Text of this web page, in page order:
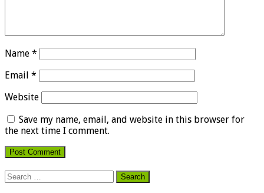
Name *
Email *
Website
Save my name, email, and website in this browser for
the next time I comment.
Search
for: